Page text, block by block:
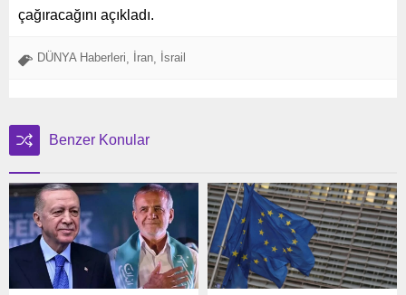
çağıracağını açıkladı.
DÜNYA Haberleri İran İsrail
Benzer Konular